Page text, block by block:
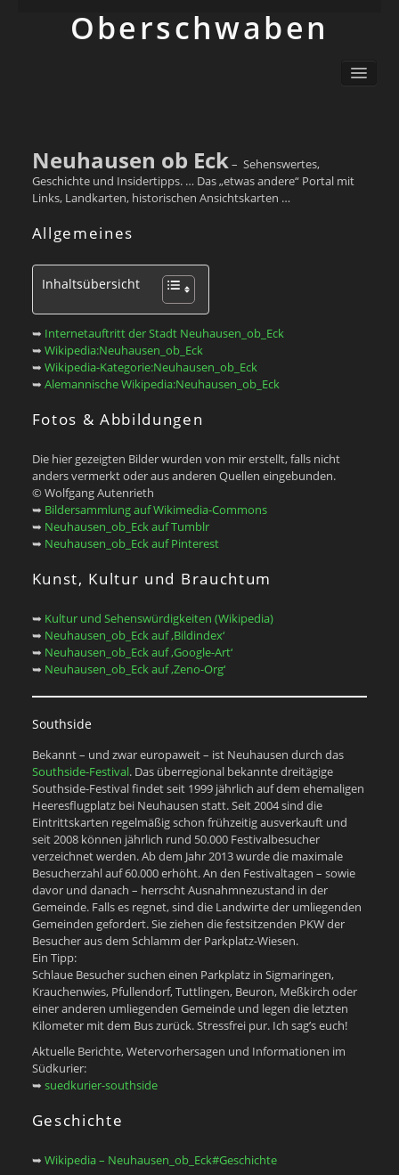
Ober­schwaben
Schwäbisch
Info
Neuhausen ob Eck– Sehenswertes,
Geschichte und Insidertipps. … Das „etwas andere“ Portal mit
Links, Landkarten, historischen Ansichtskarten …
Allgemeines
Inhaltsübersicht
➥ Internetauftritt der Stadt Neuhausen_ob_Eck
➥ Wikipedia:Neuhausen_ob_Eck
➥ Wikipedia-Kategorie:Neuhausen_ob_Eck
➥ Alemannische Wikipedia:Neuhausen_ob_Eck
Fotos & Abbildungen
Die hier gezeigten Bilder wurden von mir erstellt, falls nicht
anders vermerkt oder aus anderen Quellen eingebunden.
© Wolfgang Autenrieth
➥ Bildersammlung auf Wikimedia-Commons
➥ Neuhausen_ob_Eck auf Tumblr
➥ Neuhausen_ob_Eck auf Pinterest
Kunst, Kultur und Brauchtum
➥ Kultur und Sehenswürdigkeiten (Wikipedia)
➥ Neuhausen_ob_Eck auf ‚Bildindex‘
➥ Neuhausen_ob_Eck auf ‚Google-Art‘
➥ Neuhausen_ob_Eck auf ‚Zeno-Org‘
Southside
Bekannt – und zwar europaweit – ist Neuhausen durch das
Southside-Festival. Das überregional bekannte dreitägige
Southside-Festival findet seit 1999 jährlich auf dem ehemaligen
Heeresflugplatz bei Neuhausen statt. Seit 2004 sind die
Eintrittskarten regelmäßig schon frühzeitig ausverkauft und
seit 2008 können jährlich rund 50.000 Festivalbesucher
verzeichnet werden. Ab dem Jahr 2013 wurde die maximale
Besucherzahl auf 60.000 erhöht. An den Festivaltagen – sowie
davor und danach – herrscht Ausnahmnezustand in der
Gemeinde. Falls es regnet, sind die Landwirte der umliegenden
Gemeinden gefordert. Sie ziehen die festsitzenden PKW der
Besucher aus dem Schlamm der Parkplatz-Wiesen.
Ein Tipp:
Schlaue Besucher suchen einen Parkplatz in Sigmaringen,
Krauchenwies, Pfullendorf, Tuttlingen, Beuron, Meßkirch oder
einer anderen umliegenden Gemeinde und legen die letzten
Kilometer mit dem Bus zurück. Stressfrei pur. Ich sag’s euch!
Aktuelle Berichte, Wetervorhersagen und Informationen im
Südkurier:
➥ suedkurier-southside
Geschichte
➥ Wikipedia – Neuhausen_ob_Eck#Geschichte